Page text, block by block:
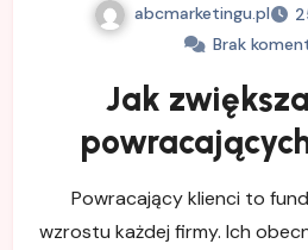
abcmarketingu.pl
Brak
Jak
Powracający klienci to
wzrostu każdej firmy. Ich